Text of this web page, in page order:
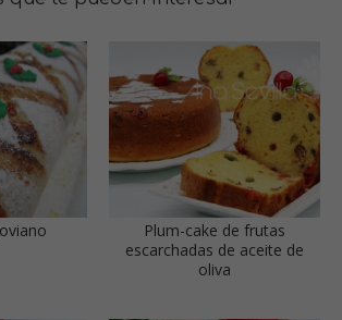
Plum-cake de frutas
escarchadas de aceite de
oliva